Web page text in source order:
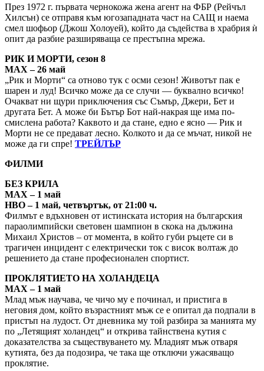
През 1972 г. първата чернокожа жена агент на ФБР (Рейчъл
Хилсън) се отправя към югозападната част на САЩ и наема
смел шофьор (Джош Холоуей), който да съдейства в храбрия ѝ
опит да разбие разширяваща се престъпна мрежа.
РИК И МОРТИ, сезон 8
MAX – 26 май
„Рик и Морти“ са отново тук с осми сезон! Животът пак е
шарен и луд! Всичко може да се случи — буквално всичко!
Очакват ни щури приключения със Съмър, Джери, Бет и
другата Бет. А може би Бътър Бот най-накрая ще има по-
смислена работа? Каквото и да стане, едно е ясно — Рик и
Морти не се предават лесно. Колкото и да се мъчат, никой не
може да ги спре! ТРЕЙЛЪР
ФИЛМИ
БЕЗ КРИЛА
MAX – 1 май
HBO – 1 май, четвъртък, от 21:00 ч.
Филмът е вдъхновен от истинската история на българския
параолимпийски световен шампион в скока на дължина
Михаил Христов – от момента, в който губи ръцете си в
трагичен инцидент с електрически ток с висок волтаж до
решението да стане професионален спортист.
ПРОКЛЯТИЕТО НА ХОЛАНДЕЦА
MAX – 1 май
Млад мъж научава, че чичо му е починал, и пристига в
неговия дом, който възрастният мъж се е опитал да подпали в
пристъп на лудост. От дневника му той разбира за манията му
по „Летящият холандец“ и открива тайнствена кутия с
доказателства за съществуването му. Младият мъж отваря
кутията, без да подозира, че така ще отключи ужасяващо
проклятие.